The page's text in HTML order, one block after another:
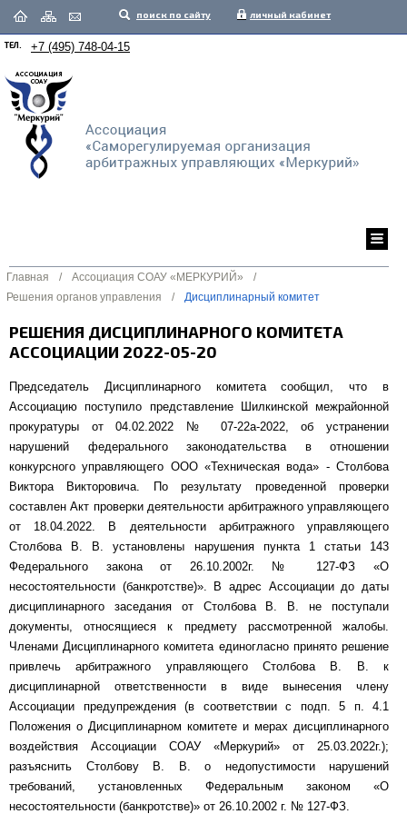
поиск по сайту личный кабинет
ТЕЛ. +7 (495) 748-04-15
Главная / Ассоциация СОАУ «МЕРКУРИЙ»
/
Решения органов управления
/ Дисциплинарный комитет
РЕШЕНИЯ ДИСЦИПЛИНАРНОГО КОМИТЕТА
АССОЦИАЦИИ 2022-05-20
Председатель Дисциплинарного комитета сообщил, что в
Ассоциацию поступило представление Шилкинской межрайонной
прокуратуры от 04.02.2022 № 07-22а-2022, об устранении
нарушений федерального законодательства в отношении
конкурсного управляющего ООО «Техническая вода» - Столбова
Виктора Викторовича. По результату проведенной проверки
составлен Акт проверки деятельности арбитражного управляющего
от 18.04.2022. В деятельности арбитражного управляющего
Столбова В. В. установлены нарушения пункта 1 статьи 143
Федерального закона от 26.10.2002г. № 127-ФЗ «О
несостоятельности (банкротстве)». В адрес Ассоциации до даты
дисциплинарного заседания от Столбова В. В. не поступали
документы, относящиеся к предмету рассмотренной жалобы.
Членами Дисциплинарного комитета единогласно принято решение
привлечь арбитражного управляющего Столбова В. В. к
дисциплинарной ответственности в виде вынесения члену
Ассоциации предупреждения (в соответствии с подп. 5 п. 4.1
Положения о Дисциплинарном комитете и мерах дисциплинарного
воздействия Ассоциации СОАУ «Меркурий» от 25.03.2022г.);
разъяснить Столбову В. В. о недопустимости нарушений
требований, установленных Федеральным законом «О
несостоятельности (банкротстве)» от 26.10.2002 г. № 127-ФЗ.